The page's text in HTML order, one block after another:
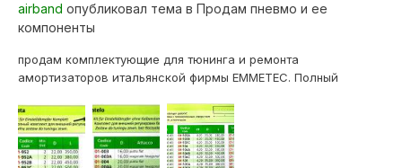
airband опубликовал тема в Продам пневмо и ее
компоненты
продам комплектующие для тюнинга и ремонта
амортизаторов итальянской фирмы EMMETEC. Полный
http://www.emmetec.ru/files/Katalogh_kompliektuiushchikh_dlia_
amortizatorov_2012.pdf Обсуждение технических вопросов
при использовании комплектующих http://pnevm...